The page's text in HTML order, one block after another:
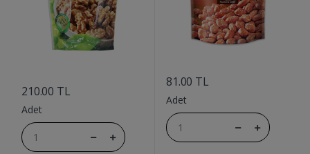
210.00 TL
Adet
81.00 TL
Adet